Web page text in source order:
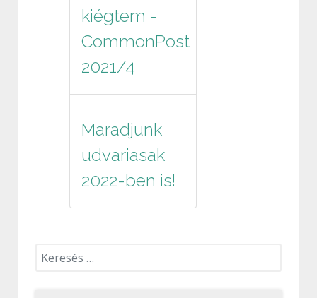
kiégtem -
CommonPost
2021/4
Maradjunk
udvariasak
2022-ben is!
Keresés...